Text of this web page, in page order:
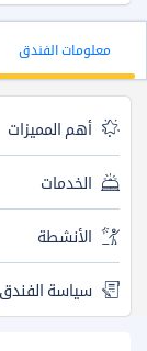
معلومات الفندق
أهم المميزات
الخدمات
الأنشطة
سياسة الفندق